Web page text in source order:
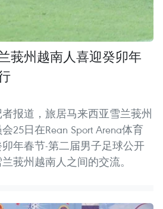
莪州越南人喜迎癸卯年
报道，旅居马来西亚雪兰莪州
25日在Rean Sport Arena体育
年春节-第二届男子足球公开
莪州越南人之间的交流。